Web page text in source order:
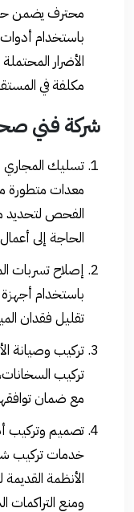
محترف يضمن
باستخدام
الأضرار
مكلفة في
شركة فني
تسليك المجاري
معدات متطورة
الفحص لتحديد
الحاجة إلى
إصلاح تسربات
باستخدام
تقليل فقدان
تركيب وصيانة
تركيب
مع ضمان
تصميم وتركيب
خدمات تركيب
الأنظمة
ومنع التراكمات